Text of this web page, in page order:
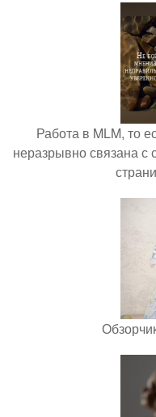
Работа в MLM, то
неразрывно связана с